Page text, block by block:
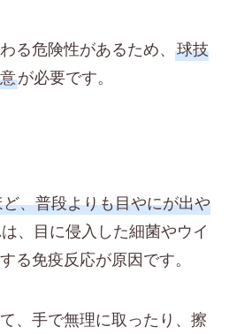
る危険性があるため、 球技
が必要です。
、普段よりも目やにが出や
、目に侵入した細菌やウイ
る免疫反応が原因です。
、手で無理に取ったり、擦